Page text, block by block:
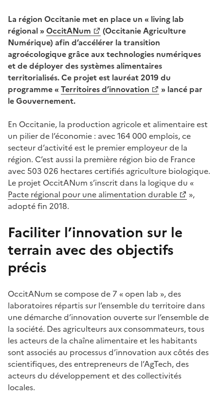
La région Occitanie met en place un « living lab
régional »OccitANum
(Occitanie Agriculture
Numérique) afin d’accélérer la transition
agroécologique grâce aux technologies numériques
et de déployer des systèmes alimentaires
territorialisés. Ce projet est lauréat 2019 du
programme « Territoires d’innovation
» lancé par
le Gouvernement.
En Occitanie, la production agricole et alimentaire est
un pilier de l’économie : avec 164 000 emplois, ce
secteur d’activité est le premier employeur de la
région. C’est aussi la première région bio de France
avec 503 026 hectares certifiés agriculture biologique.
Le projet OccitANum s’inscrit dans la logique du «
Pacte régional pour une alimentation durable
»,
adopté fin 2018.
Faciliter l’innovation sur le
terrain avec des objectifs
précis
OccitANum se compose de 7 « open lab », des
laboratoires répartis sur l’ensemble du territoire dans
une démarche d’innovation ouverte sur l’ensemble de
la société. Des agriculteurs aux consommateurs, tous
les acteurs de la chaîne alimentaire et les habitants
sont associés au processus d’innovation aux côtés des
scientifiques, des entrepreneurs de l’AgTech, des
acteurs du développement et des collectivités
locales.